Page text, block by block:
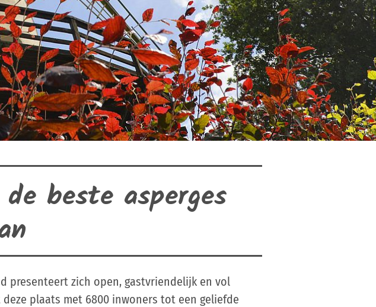
beste asperges
presenteert zich open, gastvriendelijk en vol
plaats met 6800 inwoners tot een geliefde